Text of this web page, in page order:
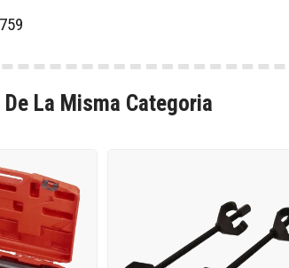
La Misma Categoria